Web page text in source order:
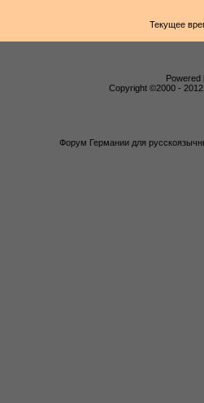
Текущее
Powered
Copyright ©2000 -
Форум Германии для